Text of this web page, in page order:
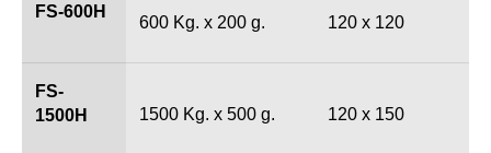
FS-600H
600 Kg. x 200 g. 120 x 120
FS-
1500H
1500 Kg. x 500 g. 120 x 150